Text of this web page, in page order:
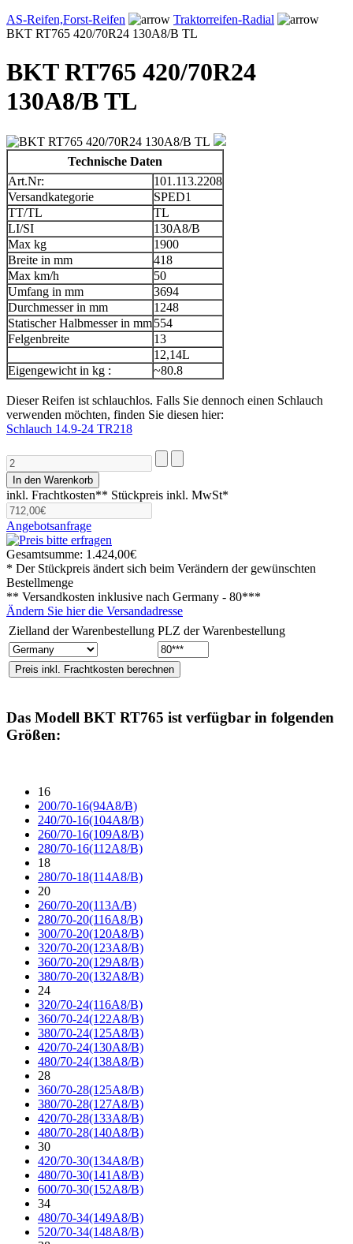
AS-Reifen,Forst-Reifen
Traktorreifen-Radial
BKT RT765 420/70R24 130A8/B TL
BKT RT765 420/70R24
130A8/B TL
Technische Daten
Art.Nr:
101.113.2208
Versandkategorie
SPED1
TT/TL
TL
LI/SI
130A8/B
Max kg
1900
Breite in mm
418
Max km/h
50
Umfang in mm
3694
Durchmesser in mm
1248
Statischer Halbmesser in mm554
Felgenbreite
13
12,14L
Eigengewicht in kg :
~80.8
Dieser Reifen ist schlauchlos. Falls Sie dennoch einen Schlauch
verwenden möchten, finden Sie diesen hier:
Schlauch 14.9-24 TR218
inkl. Frachtkosten** Stückpreis inkl. MwSt*
Angebotsanfrage
Gesamtsumme: 1.424,00€
* Der Stückpreis ändert sich beim Verändern der gewünschten
Bestellmenge
** Versandkosten inklusive nach Germany - 80***
Ändern Sie hier die Versandadresse
Zielland der Warenbestellung PLZ der Warenbestellung
Das Modell BKT RT765 ist verfügbar in folgenden
Größen:
16
200/70-16(94A8/B)
240/70-16(104A8/B)
260/70-16(109A8/B)
280/70-16(112A8/B)
18
280/70-18(114A8/B)
20
260/70-20(113A/B)
280/70-20(116A8/B)
300/70-20(120A8/B)
320/70-20(123A8/B)
360/70-20(129A8/B)
380/70-20(132A8/B)
24
320/70-24(116A8/B)
360/70-24(122A8/B)
380/70-24(125A8/B)
420/70-24(130A8/B)
480/70-24(138A8/B)
28
360/70-28(125A8/B)
380/70-28(127A8/B)
420/70-28(133A8/B)
480/70-28(140A8/B)
30
420/70-30(134A8/B)
480/70-30(141A8/B)
600/70-30(152A8/B)
34
480/70-34(149A8/B)
520/70-34(148A8/B)